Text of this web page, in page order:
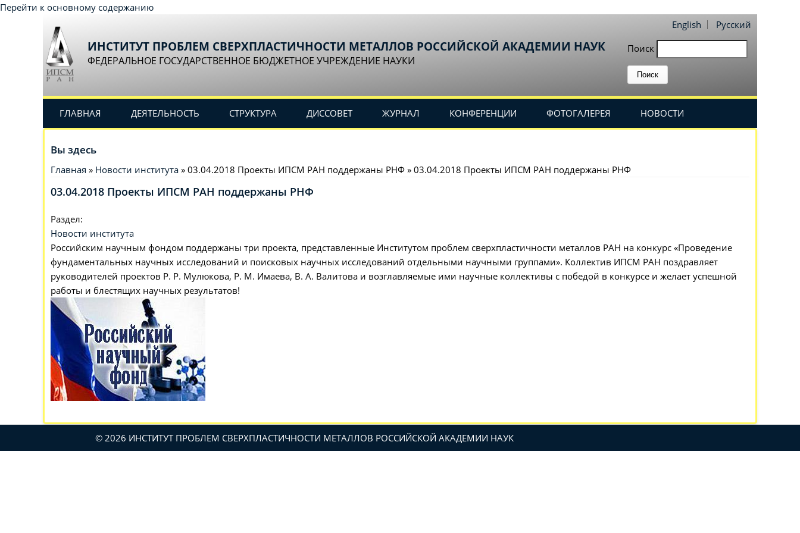
Перейти к основному содержанию
English
Русский
Поиск
ИНСТИТУТ ПРОБЛЕМ СВЕРХПЛАСТИЧНОСТИ МЕТАЛЛОВ РОССИЙСКОЙ АКАДЕМИИ НАУК
ФЕДЕРАЛЬНОЕ ГОСУДАРСТВЕННОЕ БЮДЖЕТНОЕ УЧРЕЖДЕНИЕ НАУКИ
ГЛАВНАЯ ДЕЯТЕЛЬНОСТЬ СТРУКТУРА ДИССОВЕТ ЖУРНАЛ КОНФЕРЕНЦИИ ФОТОГАЛЕРЕЯ НОВОСТИ
Вы здесь
Главная » Новости института » 03.04.2018 Проекты ИПСМ РАН поддержаны РНФ » 03.04.2018 Проекты ИПСМ РАН поддержаны РНФ
03.04.2018 Проекты ИПСМ РАН поддержаны РНФ
Раздел:
Новости института
Российским научным фондом поддержаны три проекта, представленные Институтом проблем сверхпластичности металлов РАН на конкурс «Проведение
фундаментальных научных исследований и поисковых научных исследований отдельными научными группами». Коллектив ИПСМ РАН поздравляет
руководителей проектов Р. Р. Мулюкова, Р. М. Имаева, В. А. Валитова и возглавляемые ими научные коллективы с победой в конкурсе и желает успешной
работы и блестящих научных результатов!
© 2026 ИНСТИТУТ ПРОБЛЕМ СВЕРХПЛАСТИЧНОСТИ МЕТАЛЛОВ РОССИЙСКОЙ АКАДЕМИИ НАУК